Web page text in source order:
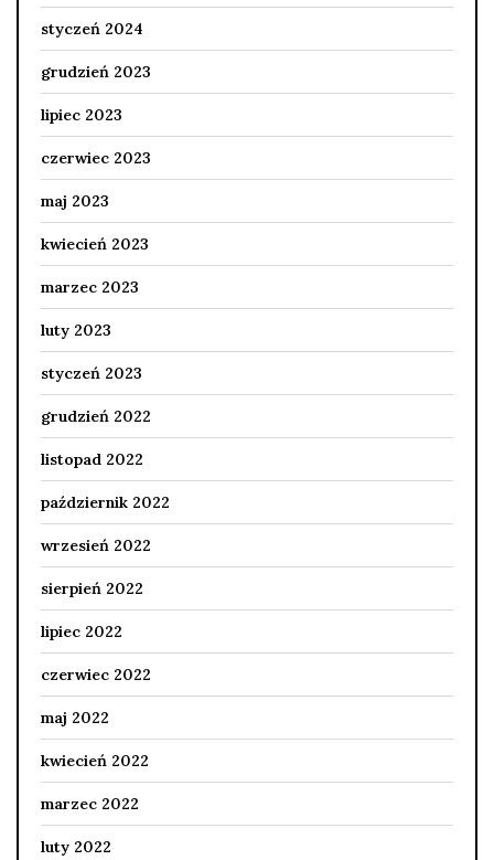
styczeń 2024
grudzień 2023
lipiec 2023
czerwiec 2023
maj 2023
kwiecień 2023
marzec 2023
luty 2023
styczeń 2023
grudzień 2022
listopad 2022
październik 2022
wrzesień 2022
sierpień 2022
lipiec 2022
czerwiec 2022
maj 2022
kwiecień 2022
marzec 2022
luty 2022